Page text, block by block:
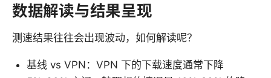
数据解读与结果呈现
测速结果往往会出现波动，如何解读呢？
基线 vs VPN：VPN 下的下载速度通常下降